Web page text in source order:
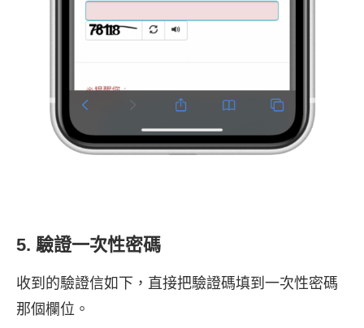
5. 驗證一次性密碼
收到的驗證信如下，直接把驗證碼填到一次性密碼
那個欄位。